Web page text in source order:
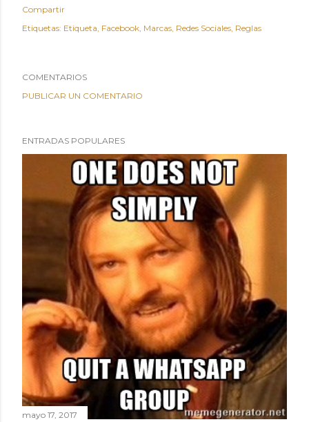
Compartir
Etiquetas: Etiqueta Facebook Marcas Redes Sociales Reglas
COMENTARIOS
PUBLICAR UN COMENTARIO
ENTRADAS POPULARES
mayo 17, 2017